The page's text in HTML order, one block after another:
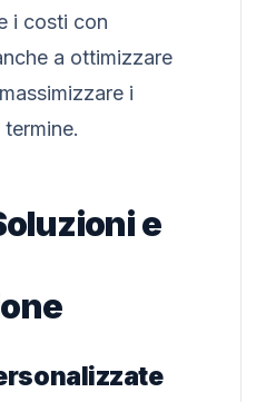
i costi con
a ottimizzare
i
e